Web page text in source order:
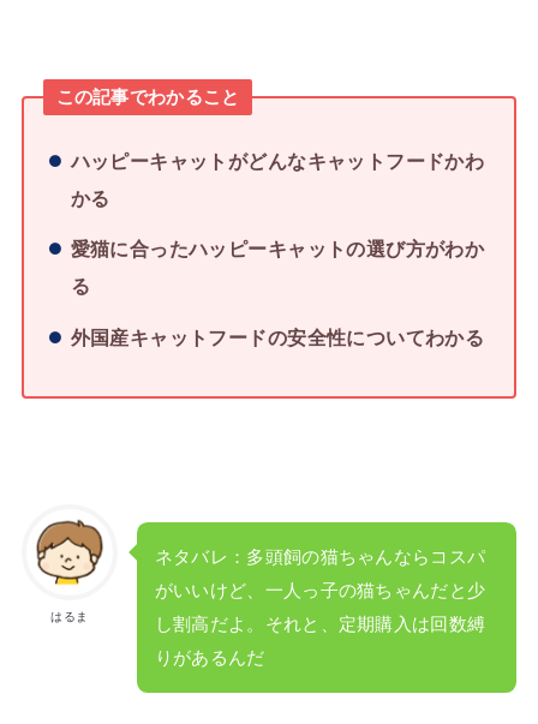
この記事でわかること
ハッピーキャットがどんなキャットフードかわ
かる
愛猫に合ったハッピーキャットの選び方がわか
る
外国産キャットフードの安全性についてわかる
はるま
ネタバレ：多頭飼の猫ちゃんならコスパ
がいいけど、一人っ子の猫ちゃんだと少
し割高だよ。それと、定期購入は回数縛
りがあるんだ